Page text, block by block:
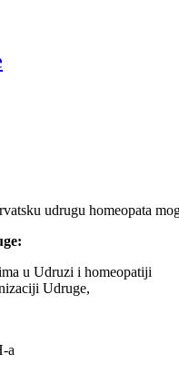
udrugu homeopata
u Udruzi i homeopatiji
Udruge,
a